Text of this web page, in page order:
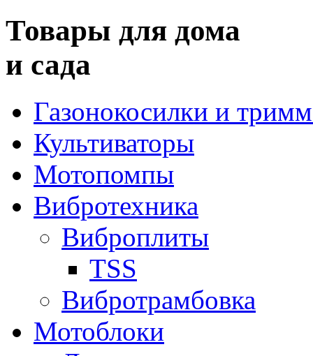
Товары для дома
и сада
Газонокосилки и
Культиваторы
Мотопомпы
Вибротехника
Виброплиты
TSS
Вибротрамбовка
Мотоблоки